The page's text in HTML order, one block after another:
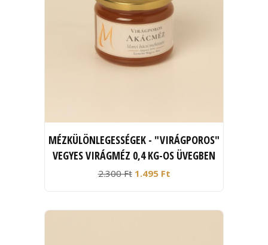
MÉZKÜLÖNLEGESSÉGEK - "VIRÁGPOROS"
VEGYES VIRÁGMÉZ 0,4 KG-OS ÜVEGBEN
2.300 Ft 1.495 Ft